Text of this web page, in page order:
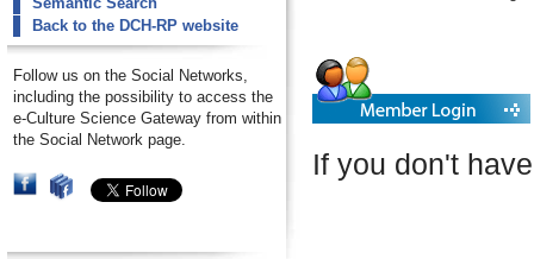
Back to the DCH-RP website
Follow us on the Social Networks,
including the possibility to access the
e-Culture Science Gateway from within
the Social Network page.
If you don't